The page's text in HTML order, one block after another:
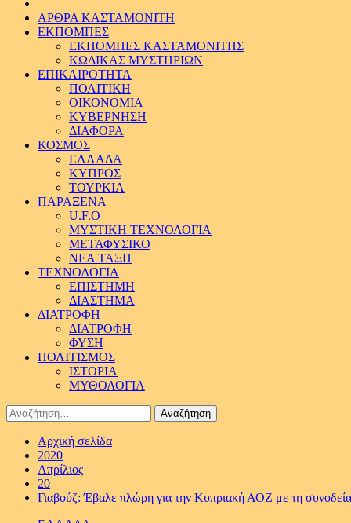
ΑΡΘΡΑ ΚΑΣΤΑΜΟΝΙΤΗ
ΕΚΠΟΜΠΕΣ
ΕΚΠΟΜΠΕΣ ΚΑΣΤΑΜΟΝΙΤΗΣ
ΚΩΔΙΚΑΣ ΜΥΣΤΗΡΙΩΝ
ΕΠΙΚΑΙΡΟΤΗΤΑ
ΠΟΛΙΤΙΚΗ
ΟΙΚΟΝΟΜΙΑ
ΚΥΒΕΡΝΗΣΗ
ΔΙΑΦΟΡΑ
ΚΟΣΜΟΣ
ΕΛΛΑΔΑ
ΚΥΠΡΟΣ
ΤΟΥΡΚΙΑ
ΠΑΡΑΞΕΝΑ
U.F.O
ΜΥΣΤΙΚΗ ΤΕΧΝΟΛΟΓΙΑ
ΜΕΤΑΦΥΣΙΚΟ
ΝΕΑ ΤΑΞΗ
ΤΕΧΝΟΛΟΓΙΑ
ΕΠΙΣΤΗΜΗ
ΔΙΑΣΤΗΜΑ
ΔΙΑΤΡΟΦΗ
ΔΙΑΤΡΟΦΗ
ΦΥΣΗ
ΠΟΛΙΤΙΣΜΟΣ
ΙΣΤΟΡΙΑ
ΜΥΘΟΛΟΓΙΑ
Αναζήτηση
για:
Αρχική σελίδα
2020
Απρίλιος
20
Γιαβούζ: Έβαλε πλώρη για την Κυπριακή ΑΟΖ με τη